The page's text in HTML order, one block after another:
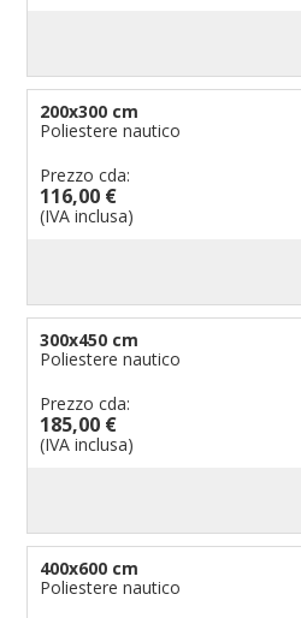
200x300 cm
Poliestere nautico
Prezzo cda:
116,00 €
(IVA inclusa)
300x450 cm
Poliestere nautico
Prezzo cda:
185,00 €
(IVA inclusa)
400x600 cm
Poliestere nautico